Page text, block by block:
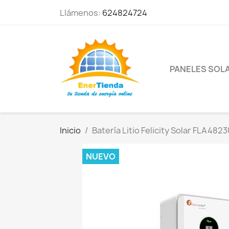
Llámenos: 624824724
PANELES
Inicio Batería Litio Felicity Solar
NUEVO